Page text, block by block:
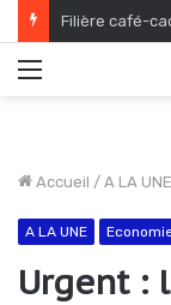
Accueil / A LA UNE
A LA UNE
Urgent :